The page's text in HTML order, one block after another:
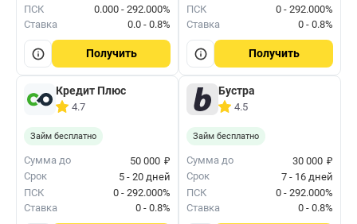
ПСК
0.000 - 292.000%
Ставка
0.0 - 0.8%
Получить
ПСК
0 - 292.000%
Ставка
0 - 0.8%
Получить
Кредит Плюс
4.7
Займ бесплатно
Сумма до 50 000 ₽
Срок
5 - 20 дней
ПСК
0 - 292.000%
Ставка
0 - 0.8%
Бустра
4.5
Займ бесплатно
Сумма до 30 000 ₽
Срок
7 - 16 дней
ПСК
0 - 292.000%
Ставка
0 - 0.8%